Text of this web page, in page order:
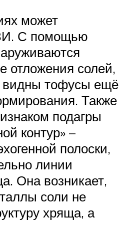
может
С помощью
отложения солей,
видны тофусы ещё
Также
подагры
контур» –
полоски,
линии
Она возникает,
соли не
хряща, а